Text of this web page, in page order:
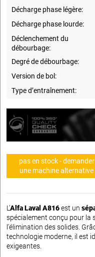
Décharge phase légère:
Décharge phase lourde:
Déclenchement du
débourbage:
Degré de débourbage:
Version de bol:
Type d’entraînement:
pas en stock - demander
une machine alternative
L’Alfa Laval A816est un
spécialement conçu pour la
l’élimination des solides.
technologie moderne, il est
exigeantes.